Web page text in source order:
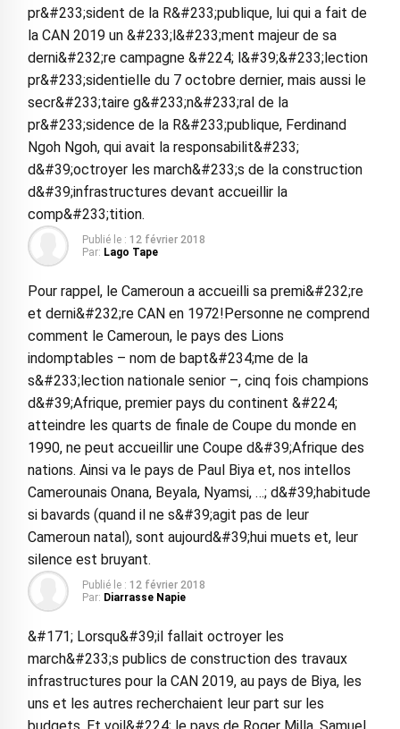
pr&#233;sident de la R&#233;publique, lui qui a fait de
la CAN 2019 un &#233;l&#233;ment majeur de sa
derni&#232;re campagne &#224; l&#39;&#233;lection
pr&#233;sidentielle du 7 octobre dernier, mais aussi le
secr&#233;taire g&#233;n&#233;ral de la
pr&#233;sidence de la R&#233;publique, Ferdinand
Ngoh Ngoh, qui avait la responsabilit&#233;
d&#39;octroyer les march&#233;s de la construction
d&#39;infrastructures devant accueillir la
comp&#233;tition.
Publié le : 12 février 2018
Par: Lago Tape
Pour rappel, le Cameroun a accueilli sa premi&#232;re
et derni&#232;re CAN en 1972!Personne ne comprend
comment le Cameroun, le pays des Lions
indomptables – nom de bapt&#234;me de la
s&#233;lection nationale senior –, cinq fois champions
d&#39;Afrique, premier pays du continent &#224;
atteindre les quarts de finale de Coupe du monde en
1990, ne peut accueillir une Coupe d&#39;Afrique des
nations. Ainsi va le pays de Paul Biya et, nos intellos
Camerounais Onana, Beyala, Nyamsi, …; d&#39;habitude
si bavards (quand il ne s&#39;agit pas de leur
Cameroun natal), sont aujourd&#39;hui muets et, leur
silence est bruyant.
Publié le : 12 février 2018
Par: Diarrasse Napie
&#171; Lorsqu&#39;il fallait octroyer les
march&#233;s publics de construction des travaux
infrastructures pour la CAN 2019, au pays de Biya, les
uns et les autres recherchaient leur part sur les
budgets. Et voil&#224; le pays de Roger Milla, Samuel